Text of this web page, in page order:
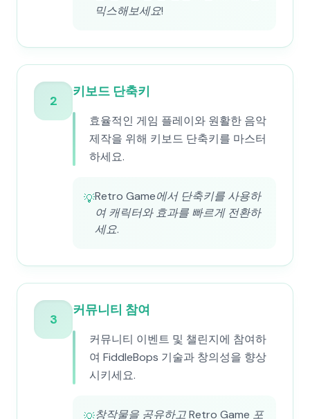
믹스해보세요!
2
키보드 단축키
효율적인 게임 플레이와 원활한 음악
제작을 위해 키보드 단축키를 마스터
하세요.
💡Retro Game에서 단축키를 사용하
여 캐릭터와 효과를 빠르게 전환하
세요.
3
커뮤니티 참여
커뮤니티 이벤트 및 챌린지에 참여하
여 FiddleBops 기술과 창의성을 향상
시키세요.
창작물을 공유하고 Retro Game 포